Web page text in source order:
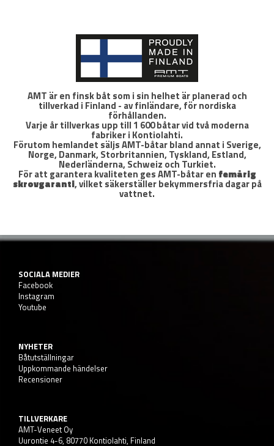
AMT är en finsk båt som i sin helhet är planerad och
tillverkad i Finland - av finländare, för nordiska
förhållanden.
Varje år tillverkas upp till 1 600 båtar vid två moderna
fabriker i Kontiolahti.
Förutom hemlandet säljs AMT-båtar bland annat i Sverige,
Norge, Danmark, Storbritannien, Tyskland, Estland,
Nederländerna, Schweiz och Turkiet.
För att garantera kvaliteten ges AMT-båtar en femårig
skrovgaranti, vilket säkerställer bekymmersfria dagar på
vattnet.
SOCIALA MEDIER
Facebook
Instagram
Youtube
NYHETER
Båtutställningar
Uppkommande händelser
Recensioner
TILLVERKARE
AMT-Veneet Oy
Uurontie 4-6, 80770 Kontiolahti, Finland